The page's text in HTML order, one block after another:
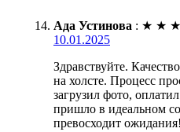
Ада Устинова : ★ ★ ★
10.01.2025
Здравствуйте.
на холсте. Процесс
загрузил фото,
пришло в идеальном
превосходит ожидания!